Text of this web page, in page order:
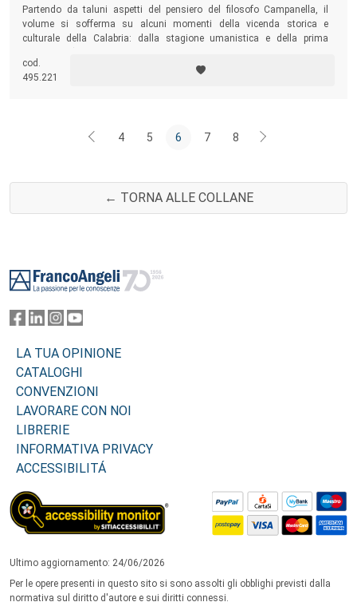
Partendo da taluni aspetti del pensiero del filosofo Campanella, il
volume si sofferma su alcuni momenti della vicenda storica e
culturale della Calabria: dalla stagione umanistica e della prima
alla partecipazione al dibattito sulla nuova scienza) fino alle immagini
stereotipate dei secoli successivi.
cod.
495.221
4 5 6 7 8
← TORNA ALLE COLLANE
LA TUA OPINIONE
CATALOGHI
CONVENZIONI
LAVORARE CON NOI
LIBRERIE
INFORMATIVA PRIVACY
ACCESSIBILITÁ
Ultimo aggiornamento: 24/06/2026
Per le opere presenti in questo sito si sono assolti gli obblighi previsti dalla
normativa sul diritto d'autore e sui diritti connessi.